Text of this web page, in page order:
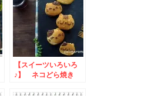
【スイーツいろいろ
♪】 ネコどら焼き